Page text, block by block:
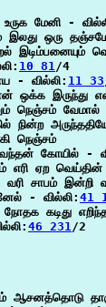
மேனி -
இலது ஒரு
இடிம்பனையும்
10 81/4
- வில்லி: 11 33
ஒக்க இருந்து
நெஞ்சம் வேமால்
நெஞ்சம்
கோயில் -
ஏற வெய்தின்
வரி சாபம்
- வில்லி: 41
கடிது
46 231/2
ஆசனத்தொடு